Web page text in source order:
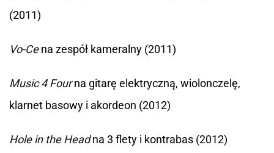
(2011)
Vo-Cena zespół kameralny (2011)
Music 4 Fourna gitarę elektryczną, wiolonczelę,
klarnet basowy i akordeon (2012)
Hole in the Headna 3 flety i kontrabas (2012)